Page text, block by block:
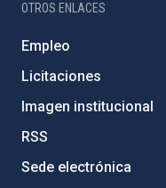
OTROS ENLACES
Empleo
Licitaciones
Imagen institucional
RSS
Sede electrónica